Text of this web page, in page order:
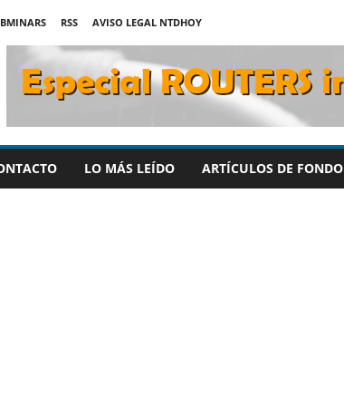
RSS
AVISO LEGAL NTDHOY
LO MÁS LEÍDO ARTÍCULOS DE FONDO